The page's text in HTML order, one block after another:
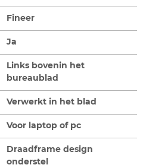
Fineer
Ja
Links bovenin het
bureaublad
Verwerkt in het blad
Voor laptop of pc
Draadframe design
onderstel